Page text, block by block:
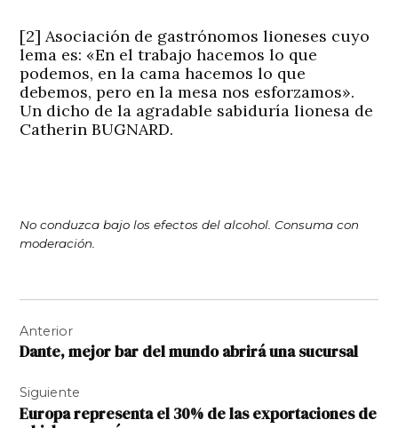
[2] Asociación de gastrónomos lioneses cuyo
lema es: «En el trabajo hacemos lo que
podemos, en la cama hacemos lo que
debemos, pero en la mesa nos esforzamos».
Un dicho de la agradable sabiduría lionesa de
Catherin BUGNARD.
No conduzca bajo los efectos del alcohol. Consuma con
moderación.
de
entradas
Anterior
Dante, mejor bar del mundo abrirá una sucursal
Siguiente
Europa representa el 30% de las exportaciones de